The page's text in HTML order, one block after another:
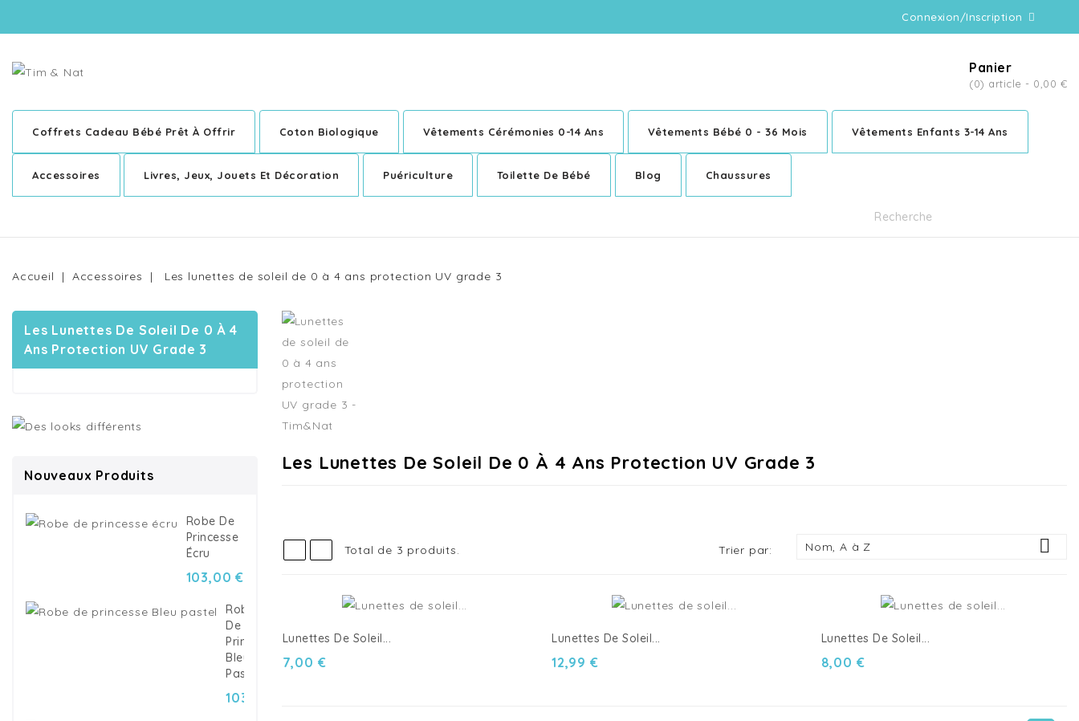
Connexion/Inscription
Panier
(0) article - 0,00 €
Coffrets Cadeau Bébé Prêt À Offrir Coton Biologique Vêtements Cérémonies 0-14 Ans Vêtements Bébé 0 - 36 Mois Vêtements Enfants 3-14 Ans
Accessoires Livres, Jeux, Jouets Et Décoration Puériculture Toilette De Bébé Blog Chaussures
Accueil Accessoires Les lunettes de soleil de 0 à 4 ans protection UV grade 3
Les Lunettes De Soleil De 0 À 4
Ans Protection UV Grade 3
Nouveaux Produits
Robe De
Princesse
Écru
103,00 €
Robe
De
Princesse
Bleu
Pastel
103,00 €
Les Lunettes De Soleil De 0 À 4 Ans Protection UV Grade 3
Total de 3 produits. Trier par: Nom, A à Z 
Lunettes De Soleil...
7,00 €
Lunettes De Soleil...
12,99 €
Lunettes De Soleil...
8,00 €